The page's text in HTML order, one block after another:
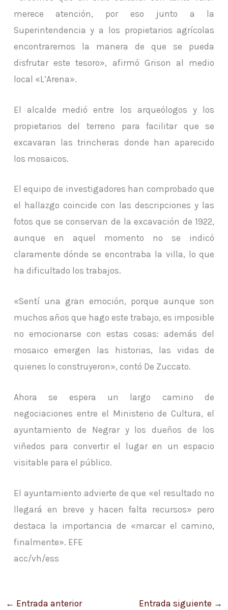
merece atención, por eso junto a la
Superintendencia y a los propietarios agrícolas
encontraremos la manera de que se pueda
disfrutar este tesoro», afirmó Grison al medio
local «L’Arena».
El alcalde medió entre los arqueólogos y los
propietarios del terreno para facilitar que se
excavaran las trincheras donde han aparecido
los mosaicos.
El equipo de investigadores han comprobado que
el hallazgo coincide con las descripciones y las
fotos que se conservan de la excavación de 1922,
aunque en aquel momento no se indicó
claramente dónde se encontraba la villa, lo que
ha dificultado los trabajos.
«Sentí una gran emoción, porque aunque son
muchos años que hago este trabajo, es imposible
no emocionarse con estas cosas: además del
mosaico emergen las historias, las vidas de
quienes lo construyeron», contó De Zuccato.
Ahora se espera un largo camino de
negociaciones entre el Ministerio de Cultura, el
ayuntamiento de Negrar y los dueños de los
viñedos para convertir el lugar en un espacio
visitable para el público.
El ayuntamiento advierte de que «el resultado no
llegará en breve y hacen falta recursos» pero
destaca la importancia de «marcar el camino,
finalmente». EFE
acc/vh/ess
← Entrada anterior Entrada siguiente →